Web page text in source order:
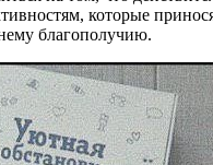
которые
благополучию.